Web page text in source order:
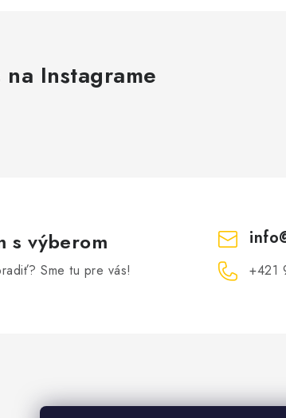
Instagrame
s výberom
Sme tu pre vás!
info
‪+421